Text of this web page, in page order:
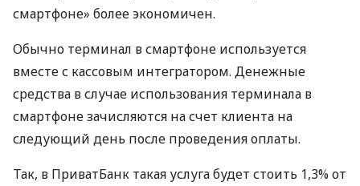
смартфоне» более экономичен.
Обычно терминал в смартфоне используется
вместе с кассовым интегратором. Денежные
средства в случае использования терминала в
смартфоне зачисляются на счет клиента на
следующий день после проведения оплаты.
Так, в ПриватБанк такая услуга будет стоить 1,3% от